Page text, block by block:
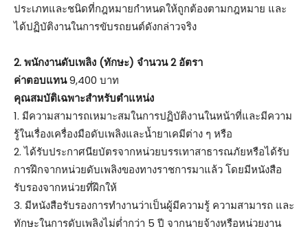
ประเภทและชนิดที่กฎหมายกำหนดให้ถูกต้องตามกฎหมาย และ
ได้ปฏิบัติงานในการขับรถยนต์ดังกล่าวจริง
2. พนักงานดับเพลิง (ทักษะ) จำนวน 2 อัตรา
ค่าตอบแทน9,400 บาท
คุณสมบัติเฉพาะสำหรับตำแหน่ง
1. มีความสามารถเหมาะสมในการปฏิบัติงานในหน้าที่และมีความ
รู้ในเรื่องเครื่องมือดับเพลิงและน้ำยาเคมีต่าง ๆ หรือ
2. ได้รับประกาศนียบัตรจากหน่วยบรรเทาสาธารณภัยหรือได้รับ
การฝึกจากหน่วยดับเพลิงของทางราชการมาแล้ว โดยมีหนังสือ
รับรองจากหน่วยที่ฝึกให้
3. มีหนังสือรับรองการทำงานว่าเป็นผู้มีความรู้ ความสามารถ และ
ทักษะในการดับเพลิงไม่ต่ำกว่า 5 ปี จากนายจ้างหรือหน่วยงาน